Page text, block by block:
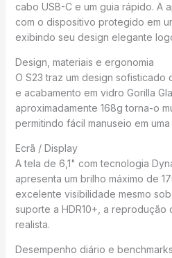
cabo USB-C e um guia rápido. A
com o dispositivo protegido em
exibindo seu design elegante
Design, materiais e ergonomia
O S23 traz um design sofisticado
e acabamento em vidro Gorilla
aproximadamente 168g torna-o
permitindo fácil manuseio em uma
Ecrã / Display
A tela de 6,1" com tecnologia
apresenta um brilho máximo de
excelente visibilidade mesmo
suporte a HDR10+, a
realista.
Desempenho diário e